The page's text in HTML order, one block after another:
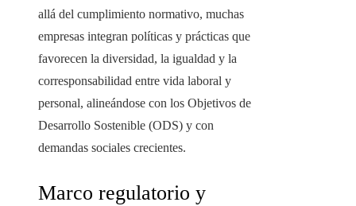
allá del cumplimiento normativo, muchas
empresas integran políticas y prácticas que
favorecen la diversidad, la igualdad y la
corresponsabilidad entre vida laboral y
personal, alineándose con los Objetivos de
Desarrollo Sostenible (ODS) y con
demandas sociales crecientes.
Marco regulatorio y